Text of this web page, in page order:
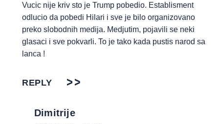
Vucic nije kriv sto je Trump pobedio. Establisment
odlucio da pobedi Hilari i sve je bilo organizovano
preko slobodnih medija. Medjutim, pojavili se neki
glasaci i sve pokvarli. To je tako kada pustis narod sa
lanca !
REPLY
Dimitrije